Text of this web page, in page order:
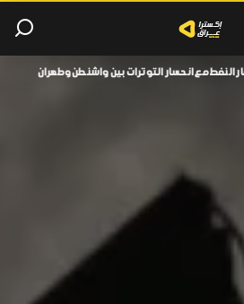
النفط مع انحسار التوترات بين واشنطن وطهران